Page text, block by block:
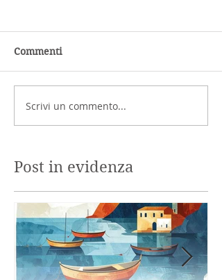
Commenti
Scrivi un commento...
Post in evidenza